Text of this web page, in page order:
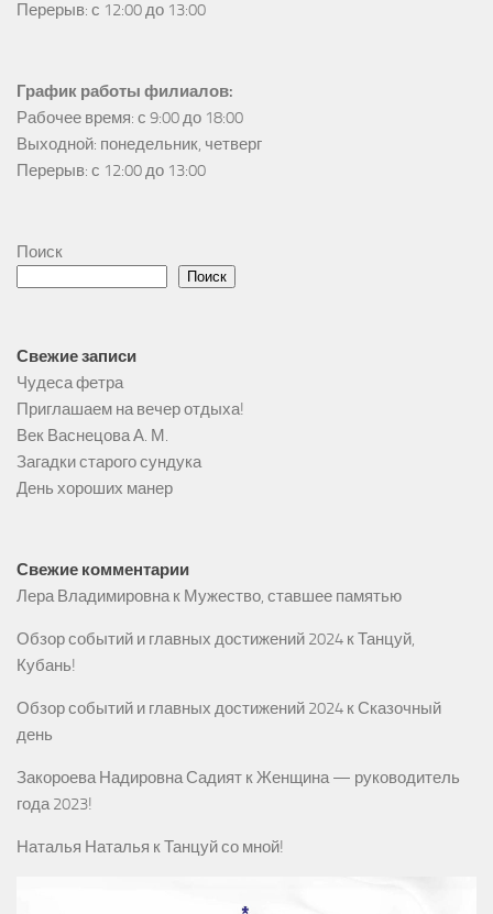
Перерыв: с 12:00 до 13:00
График работы филиалов:
Рабочее время: с 9:00 до 18:00
Выходной: понедельник, четверг
Перерыв: с 12:00 до 13:00
Поиск
Поиск
Свежие записи
Чудеса фетра
Приглашаем на вечер отдыха!
Век Васнецова А. М.
Загадки старого сундука
День хороших манер
Свежие комментарии
Лера Владимировнак Мужество, ставшее памятью
Обзор событий и главных достижений 2024 кТанцуй,
Кубань!
Обзор событий и главных достижений 2024 кСказочный
день
Закороева Надировна Садият кЖенщина — руководитель
года 2023!
Наталья Наталья кТанцуй со мной!